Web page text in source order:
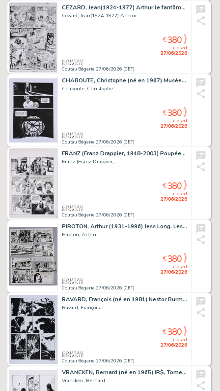
CEZARD, Jean(1924-1977) Arthur le fantôme, Arthur le...
Cezard, Jean(1924-1977) Arthur...
Coutau Bégarie 27/06/2026 (CET)
closed
27/06/2026
€380
CHABOUTE, Christophe (né en 1967) Musée, planche 102....
Chaboute, Christophe...
Coutau Bégarie 27/06/2026 (CET)
closed
27/06/2026
€380
FRANZ (Franz Drappier, 1948-2003) Poupées d’ivoire...
Franz (Franz Drappier,...
Coutau Bégarie 27/06/2026 (CET)
closed
27/06/2026
€380
PIROTON, Arthur (1931-1996) Jess Long, Les nouveaux...
Piroton, Arthur...
Coutau Bégarie 27/06/2026 (CET)
closed
27/06/2026
€380
RAVARD, François (né en 1981) Nestor Burma, Tome 13,...
Ravard, François...
Coutau Bégarie 27/06/2026 (CET)
closed
27/06/2026
€380
VRANCKEN, Bernard (né en 1965) IR$, Tome 14, Les survivants...
Vrancken, Bernard...